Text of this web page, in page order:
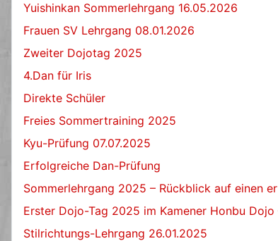
Yuishinkan Sommerlehrgang 16.05.2026
Frauen SV Lehrgang 08.01.2026
Zweiter Dojotag 2025
4.Dan für Iris
Direkte Schüler
Freies Sommertraining 2025
Kyu-Prüfung 07.07.2025
Erfolgreiche Dan-Prüfung
Sommerlehrgang 2025 – Rückblick auf einen
Erster Dojo-Tag 2025 im Kamener Honbu
Stilrichtungs-Lehrgang 26.01.2025